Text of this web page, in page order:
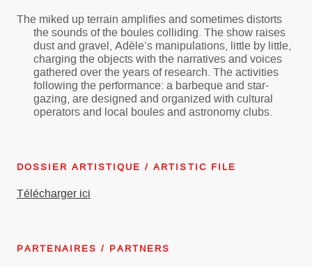
The miked up terrain amplifies and sometimes distorts
the sounds of the boules colliding. The show raises
dust and gravel, Adèle’s manipulations, little by little,
charging the objects with the narratives and voices
gathered over the years of research. The activities
following the performance: a barbeque and star-
gazing, are designed and organized with cultural
operators and local boules and astronomy clubs.
DOSSIER ARTISTIQUE / ARTISTIC FILE
Télécharger ici
PARTENAIRES / PARTNERS